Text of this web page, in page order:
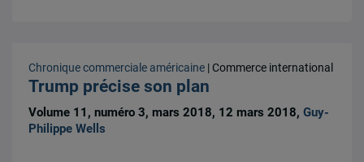
Chronique commerciale américaine | Commerce international
Trump précise son plan
Volume 11, numéro 3, mars 2018, 12 mars 2018,Guy-
Philippe Wells